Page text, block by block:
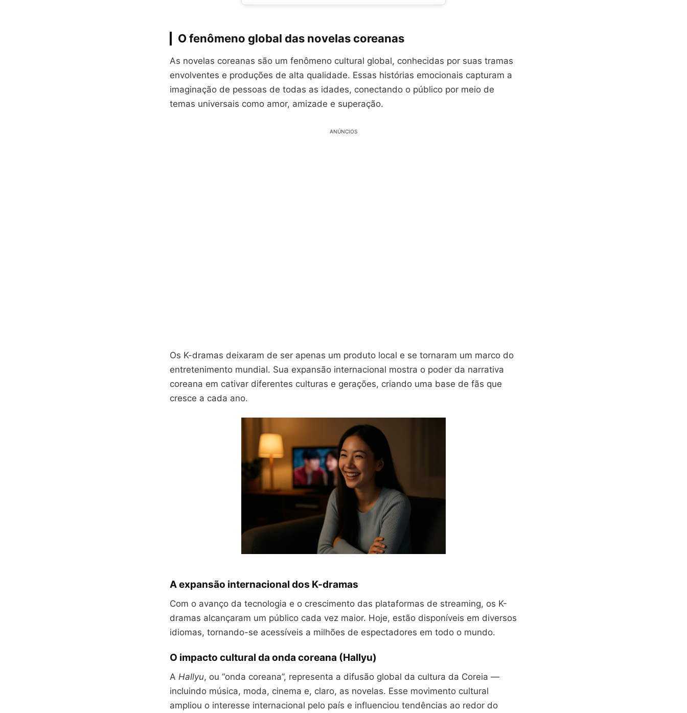
O fenômeno global das novelas coreanas
As novelas coreanas são um fenômeno cultural global, conhecidas por suas tramas
envolventes e produções de alta qualidade. Essas histórias emocionais capturam a
imaginação de pessoas de todas as idades, conectando o público por meio de
temas universais como amor, amizade e superação.
ANÚNCIOS
Os K-dramas deixaram de ser apenas um produto local e se tornaram um marco do
entretenimento mundial. Sua expansão internacional mostra o poder da narrativa
coreana em cativar diferentes culturas e gerações, criando uma base de fãs que
cresce a cada ano.
A expansão internacional dos K-dramas
Com o avanço da tecnologia e o crescimento das plataformas de streaming, os K-
dramas alcançaram um público cada vez maior. Hoje, estão disponíveis em diversos
idiomas, tornando-se acessíveis a milhões de espectadores em todo o mundo.
O impacto cultural da onda coreana (Hallyu)
A Hallyu, ou “onda coreana”, representa a difusão global da cultura da Coreia —
incluindo música, moda, cinema e, claro, as novelas. Esse movimento cultural
ampliou o interesse internacional pelo país e influenciou tendências ao redor do